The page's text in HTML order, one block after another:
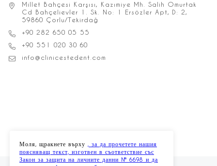
Millet Bahçesi Karşısı, Kazımiye Mh. Salih Omurtak
Cd Bahçelievler 1. Sk. No: 1 Ersözler Apt, D: 2,
59860 Çorlu/Tekirdağ
+90 282 650 05 55
+90 551 020 30 60
info@clinicestedent.com
Моля, щракнете върху , за да прочетете нашия
поясняващ текст, изготвен в съответствие със
Закон за защита на личните данни № 6698 и да